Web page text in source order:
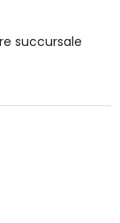
succursale